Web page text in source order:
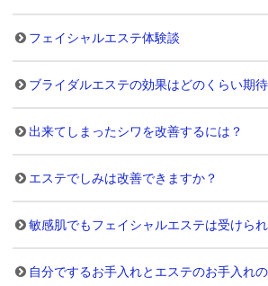
フェイシャルエステ体験談
ブライダルエステの効果はどのくらい期
出来てしまったシワを改善するには？
エステでしみは改善できますか？
敏感肌でもフェイシャルエステは受けら
自分でするお手入れとエステのお手入れ